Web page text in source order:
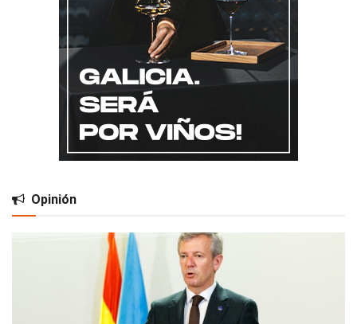
Opinión